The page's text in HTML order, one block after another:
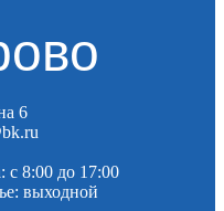
6
c 8:00 до 17:00
выходной